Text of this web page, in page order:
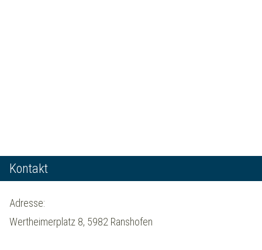
Kontakt
Adresse:
Wertheimerplatz 8, 5982 Ranshofen